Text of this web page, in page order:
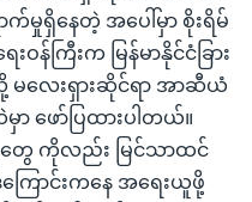
က်မှုရှိနေတဲ့ အပေါ်မှာ စိုးရိမ်
ဝန်ကြီးက မြန်မာနိုင်ငံခြား
မလေးရှားဆိုင်ရာ အာဆီယံ
ဖော်ပြထားပါတယ်။
ေ ကိုလည်း မြင်သာထင်
ကြောင်းကနေ အရေးယူဖို့